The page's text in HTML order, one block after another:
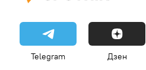
Telegram Дзен